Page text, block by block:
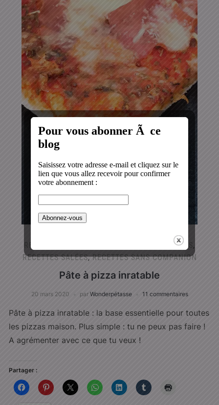
RECETTES AU COMPANION RECETTES RAPIDES ,
RECETTES SALÉES,RECETTES SANS COMPANION
Pâte à pizza inratable
20 mars 2020 par Wonderpétasse 11 commentaires
Pâte à pizza inratable : la base essentielle pour toutes
les pizzas maison. Plus simple : tu ne peux pas faire !
A agrémenter avec ce que tu veux !
Partager :